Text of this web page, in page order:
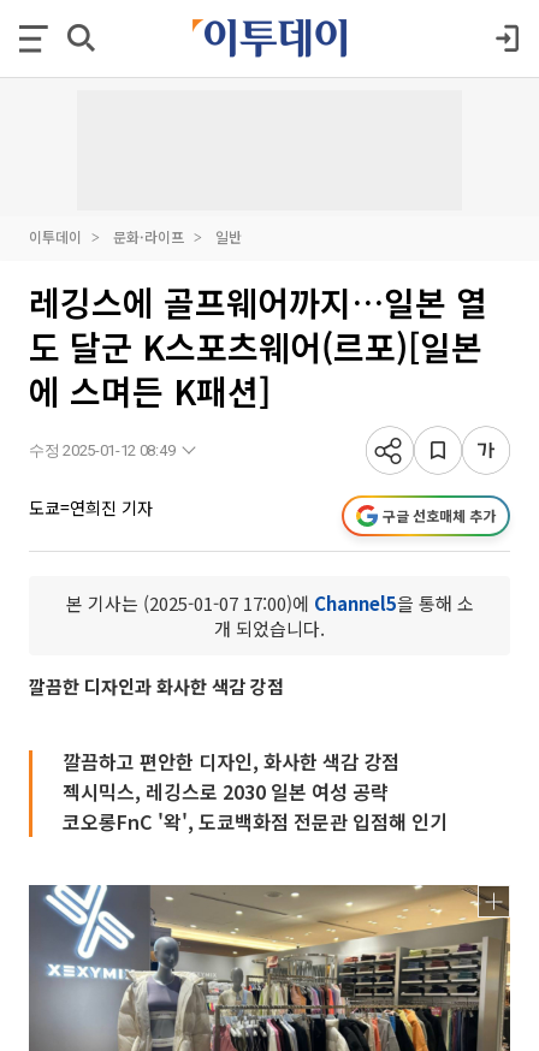
이투데이 문화·라이프 일반
레깅스에 골프웨어까지…일본 열
도 달군 K스포츠웨어(르포)[일본
에 스며든 K패션]
수정 2025-01-12 08:49
도쿄=연희진 기자 구글 선호매체 추가
본 기사는 (2025-01-07 17:00)에 Channel5을 통해 소
개 되었습니다.
깔끔한 디자인과 화사한 색감 강점
깔끔하고 편안한 디자인, 화사한 색감 강점
젝시믹스, 레깅스로 2030 일본 여성 공략
코오롱FnC '왁', 도쿄백화점 전문관 입점해 인기